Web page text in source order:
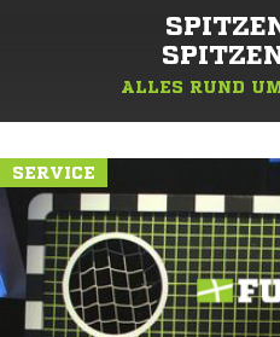
ALLES RUND
SERVICE